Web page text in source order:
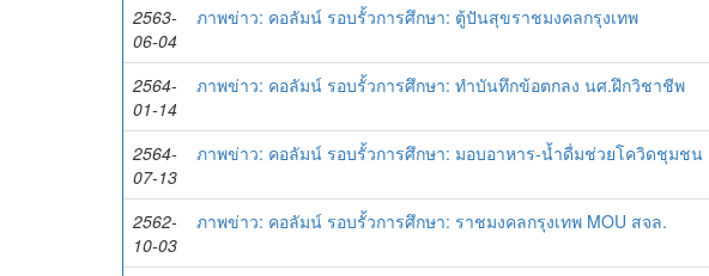
2563-
06-04
ภาพข่าว: คอลัมน์ รอบรั้วการศึกษา: ตู้ปันสุขราชมงคลกรุงเทพ
2564-
01-14
ภาพข่าว: คอลัมน์ รอบรั้วการศึกษา: ทำบันทึกข้อตกลง นศ.ฝึกวิชาชีพ
2564-
07-13
ภาพข่าว: คอลัมน์ รอบรั้วการศึกษา: มอบอาหาร-น้ำดื่มช่วยโควิดชุมชน
2562-
10-03
ภาพข่าว: คอลัมน์ รอบรั้วการศึกษา: ราชมงคลกรุงเทพ MOU สจล.